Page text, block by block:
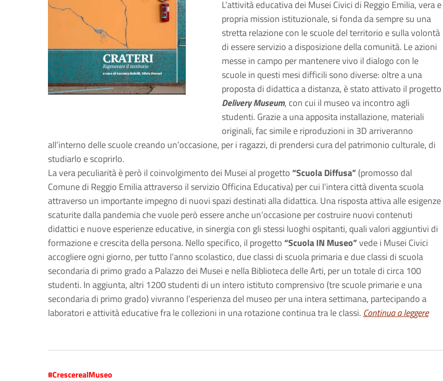
L’attività educativa dei Musei Civici di Reggio Emilia, vera e
propria mission istituzionale, si fonda da sempre su una
stretta relazione con le scuole del territorio e sulla volontà
di essere servizio a disposizione della comunità. Le azioni
messe in campo per mantenere vivo il dialogo con le
scuole in questi mesi difficili sono diverse: oltre a una
proposta di didattica a distanza, è stato attivato il progetto
Delivery Museum, con cui il museo va incontro agli
studenti. Grazie a una apposita installazione, materiali
originali, fac simile e riproduzioni in 3D arriveranno
all’interno delle scuole creando un’occasione, per i ragazzi, di prendersi cura del patrimonio culturale, di
studiarlo e scoprirlo.
La vera peculiarità è però il coinvolgimento dei Musei al progetto “Scuola Diffusa”(promosso dal
Comune di Reggio Emilia attraverso il servizio Officina Educativa) per cui l’intera città diventa scuola
attraverso un importante impegno di nuovi spazi destinati alla didattica. Una risposta attiva alle esigenze
scaturite dalla pandemia che vuole però essere anche un’occasione per costruire nuovi contenuti
didattici e nuove esperienze educative, in sinergia con gli stessi luoghi ospitanti, quali valori aggiuntivi di
formazione e crescita della persona. Nello specifico, il progetto “Scuola IN Museo”vede i Musei Civici
accogliere ogni giorno, per tutto l’anno scolastico, due classi di scuola primaria e due classi di scuola
secondaria di primo grado a Palazzo dei Musei e nella Biblioteca delle Arti, per un totale di circa 100
studenti. In aggiunta, altri 1200 studenti di un intero istituto comprensivo (tre scuole primarie e una
secondaria di primo grado) vivranno l’esperienza del museo per una intera settimana, partecipando a
laboratori e attività educative fra le collezioni in una rotazione continua tra le classi. Continua a leggere
#CrescerealMuseo